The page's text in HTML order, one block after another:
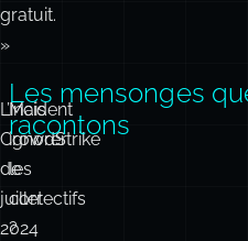
gratuit.
»
L’incident
CrowdStrike
de
juillet
2024
Mais
ignorer
les
correctifs
?
Les mensonges
racontons